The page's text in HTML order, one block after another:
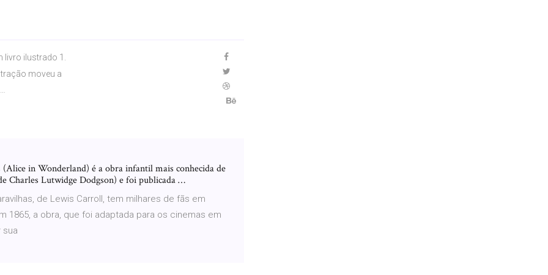
livro ilustrado 1.
moveu a
in Wonderland) é a obra infantil mais conhecida de
Charles Lutwidge Dodgson) e foi publicada …
de Lewis Carroll, tem milhares de fãs em
1865, a obra, que foi adaptada para os cinemas em
sua